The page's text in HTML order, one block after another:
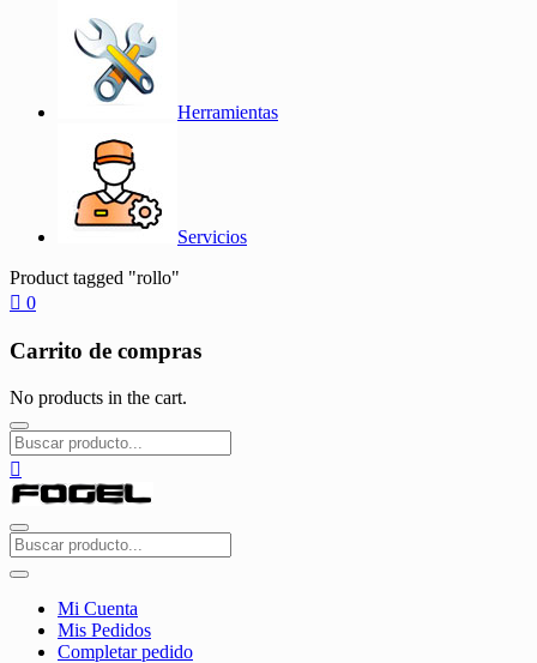
Herramientas
Servicios
Product tagged "rollo"
0
Carrito de compras
No products in the cart.
Mi Cuenta
Mis Pedidos
Completar pedido